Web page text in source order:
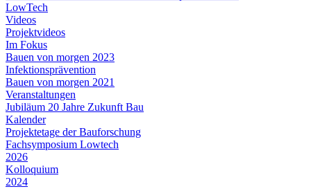
LowTech
Videos
Projektvideos
Im Fokus
Bauen von morgen 2023
Infektionsprävention
Bauen von morgen 2021
Veranstaltungen
Jubiläum 20 Jahre Zukunft Bau
Kalender
Projektetage der Bauforschung
Fachsymposium Lowtech
2026
Kolloquium
2024